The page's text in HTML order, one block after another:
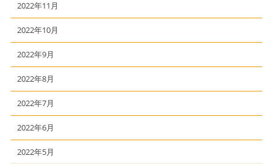
2022年11月
2022年10月
2022年9月
2022年8月
2022年7月
2022年6月
2022年5月